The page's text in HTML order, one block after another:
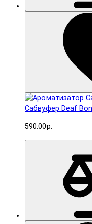
Сабвуфер Deaf
590.00р.